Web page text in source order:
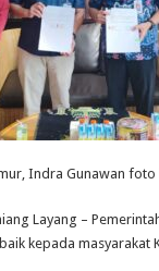
Indra Gunawan
Layang –
kepada masyarakat